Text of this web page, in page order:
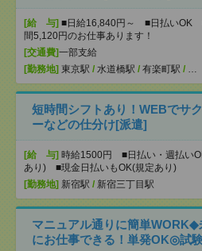
[給 与] ■日給16,840円～ ■日払いOK
間5,120円のお仕事あります！
[交通費]一部支給
[勤務地] 東京駅 / 水道橋駅 / 有楽町駅 / …
短時間シフトあり！WEBでサ
ーなどの仕分け[派遣]
[給 与] 時給1500円 ■日払い・週払い
あり) ■現金日払いもOK(規定あり)
[勤務地] 新宿駅 / 新宿三丁目駅
マニュアル通りに簡単
にお仕事できる！単発OK◎試